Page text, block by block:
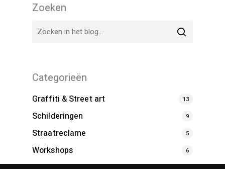
Zoeken
Categorieën
Graffiti & Street art 13
Schilderingen 9
Straatreclame 5
Workshops 6